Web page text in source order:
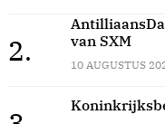
2.
van SXM
10 AUGUSTUS